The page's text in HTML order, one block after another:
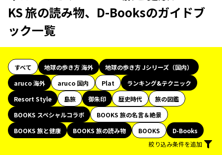
KS 旅の読み物、D-Booksのガイドブ
ック一覧
すべて 地球の歩き方 海外
地球の歩き方 Jシリーズ（国内）
aruco 海外
aruco 国内 Plat
ランキング&テクニック
Resort Style
島旅 御朱印 歴史時代
旅の図鑑
BOOKS スペシャルコラボ
BOOKS 旅の名言＆絶景
BOOKS 旅と健康
BOOKS 旅の読み物 BOOKS
D-Books
絞り込み条件を追加